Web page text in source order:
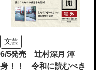
文芸
6/5発売 辻村深月 渾
身！！ 令和に読むべき